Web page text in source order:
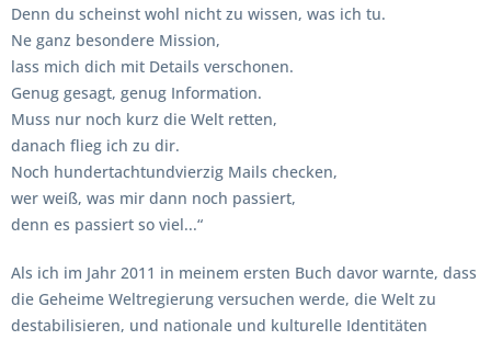
Denn du scheinst wohl nicht zu wissen, was ich tu.
Ne ganz besondere Mission,
lass mich dich mit Details verschonen.
Genug gesagt, genug Information.
Muss nur noch kurz die Welt retten,
danach flieg ich zu dir.
Noch hundertachtundvierzig Mails checken,
wer weiß, was mir dann noch passiert,
denn es passiert so viel...“
Als ich im Jahr 2011 in meinem ersten Buch davor warnte, dass
die Geheime Weltregierung versuchen werde, die Welt zu
destabilisieren, und nationale und kulturelle Identitäten